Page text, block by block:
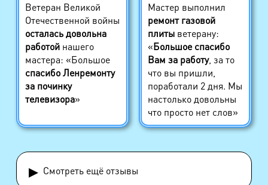
Ветеран Великой
Отечественной войны
осталась довольна
работойнашего
мастера: «Большое
спасибо Ленремонту
за починку
телевизора»
Мастер выполнил
ремонт газовой
плитыветерану:
«Большое спасибо
Вам за работу, за то
что вы пришли,
поработали 2 дня. Мы
настолько довольны
что просто нет слов»
▸ Смотреть ещё отзывы